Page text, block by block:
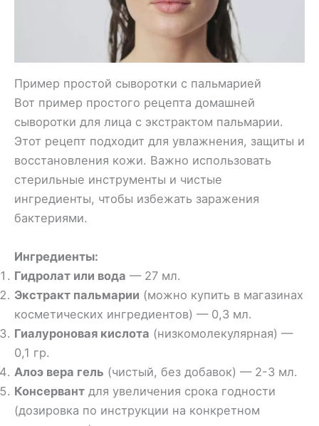
Пример простой сыворотки с пальмарией
Вот пример простого рецепта домашней
сыворотки для лица с экстрактом пальмарии.
Этот рецепт подходит для увлажнения, защиты и
восстановления кожи. Важно использовать
стерильные инструменты и чистые
ингредиенты, чтобы избежать заражения
бактериями.
Ингредиенты:
Гидролат или вода — 27 мл.
Экстракт пальмарии (можно купить в магазинах
косметических ингредиентов) — 0,3 мл.
Гиалуроновая кислота (низкомолекулярная) —
0,1 гр.
Алоэ вера гель (чистый, без добавок) — 2-3 мл.
Консервант для увеличения срока годности
(дозировка по инструкции на конкретном